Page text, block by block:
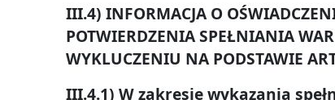
III.4) INFORMACJA O
POTWIERDZENIA SPEŁNIANIA
WYKLUCZENIU NA PODSTAWIE
III.4.1) W zakresie wykazania